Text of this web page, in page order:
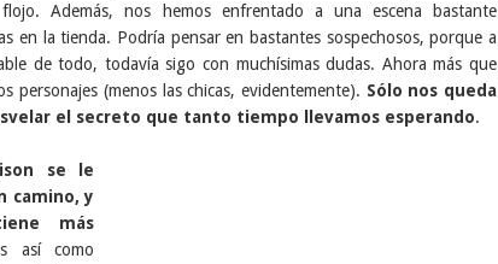
Además, nos hemos enfrentado a una escena bastante
en la tienda. Podría pensar en bastantes sospechosos, porque a
de todo, todavía sigo con muchísimas dudas. Ahora más que
personajes (menos las chicas, evidentemente). Sólo nos queda
el secreto que tanto tiempo llevamos esperando.
se le
camino, y
más
así como